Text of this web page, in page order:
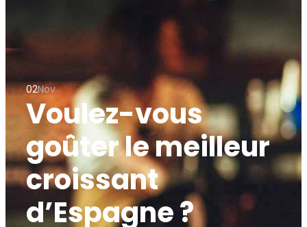
02Nov
Voulez-vous
goûter le meilleur
croissant
d’Espagne ?